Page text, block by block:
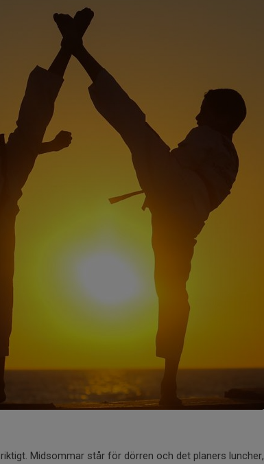
Midsommar står för dörren och det planers luncher,